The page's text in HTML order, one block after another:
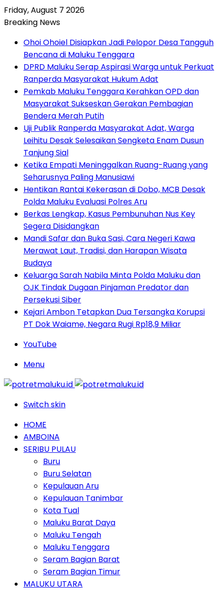
Friday, August 7 2026
Breaking News
Ohoi Ohoiel Disiapkan Jadi Pelopor Desa Tangguh
Bencana di Maluku Tenggara
DPRD Maluku Serap Aspirasi Warga untuk Perkuat
Ranperda Masyarakat Hukum Adat
Pemkab Maluku Tenggara Kerahkan OPD dan
Masyarakat Sukseskan Gerakan Pembagian
Bendera Merah Putih
Uji Publik Ranperda Masyarakat Adat, Warga
Leihitu Desak Selesaikan Sengketa Enam Dusun
Tanjung Sial
Ketika Empati Meninggalkan Ruang-Ruang yang
Seharusnya Paling Manusiawi
Hentikan Rantai Kekerasan di Dobo, MCB Desak
Polda Maluku Evaluasi Polres Aru
Berkas Lengkap, Kasus Pembunuhan Nus Key
Segera Disidangkan
Mandi Safar dan Buka Sasi, Cara Negeri Kawa
Merawat Laut, Tradisi, dan Harapan Wisata
Budaya
Keluarga Sarah Nabila Minta Polda Maluku dan
OJK Tindak Dugaan Pinjaman Predator dan
Persekusi Siber
Kejari Ambon Tetapkan Dua Tersangka Korupsi
PT Dok Waiame, Negara Rugi Rp18,9 Miliar
YouTube
Menu
Switch skin
HOME
AMBOINA
SERIBU PULAU
Buru
Buru Selatan
Kepulauan Aru
Kepulauan Tanimbar
Kota Tual
Maluku Barat Daya
Maluku Tengah
Maluku Tenggara
Seram Bagian Barat
Seram Bagian Timur
MALUKU UTARA